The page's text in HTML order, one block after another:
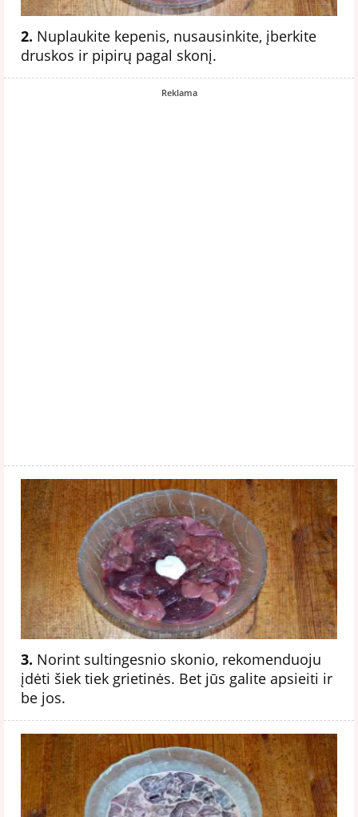
2. Nuplaukite kepenis, nusausinkite, įberkite
druskos ir pipirų pagal skonį.
Reklama
3. Norint sultingesnio skonio, rekomenduoju
įdėti šiek tiek grietinės. Bet jūs galite apsieiti ir
be jos.